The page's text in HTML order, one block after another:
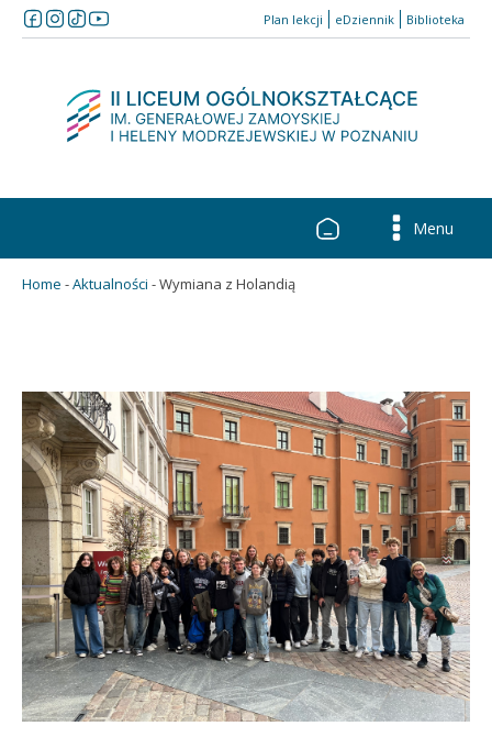
Plan lekcji eDziennik Biblioteka
Menu
Home -Aktualności -Wymiana z Holandią